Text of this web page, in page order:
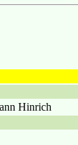
Hinrich